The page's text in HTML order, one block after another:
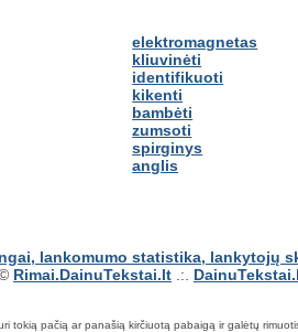
elektromagnetas
kliuvinėti
identifikuoti
kikenti
bambėti
zumsoti
spirginys
anglis
Rimai.DainuTekstai.lt .:.
tokią pačią ar panašią kirčiuotą pabaigą ir galėtų